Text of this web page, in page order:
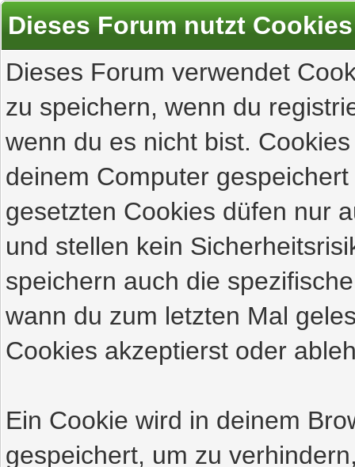
Dieses Forum nutzt Cookies
Dieses Forum verwendet
zu speichern, wenn du
wenn du es nicht bist.
deinem Computer
gesetzten Cookies düfen nur
und stellen kein
speichern auch die
wann du zum letzten Mal
Cookies akzeptierst oder
Ein Cookie wird in deinem
gespeichert, um zu